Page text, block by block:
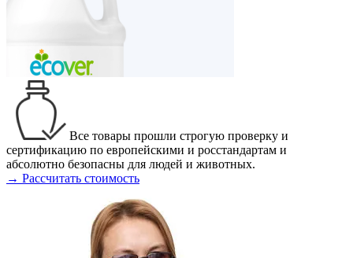
Все товары прошли строгую проверку и
сертификацию по европейскими и росстандартам и
абсолютно безопасны для людей и животных.
→ Рассчитать стоимость